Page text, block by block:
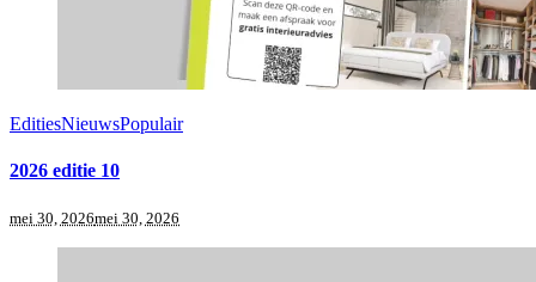
EditiesNieuwsPopulair
2026 editie 10
mei 30, 2026mei 30, 2026